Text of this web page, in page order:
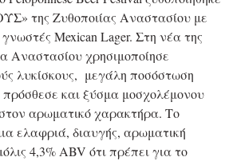
της Ζυθοποιίας Αναστασίου με
Mexican Lager. Στη νέα της
Αναστασίου χρησιμοποίησε
λυκίσκους, μεγάλη ποσόστωση
και ξύσμα μοσχολέμονου
αρωματικό χαρακτήρα. Το
ελαφριά, διαυγής, αρωματική
4,3% ABV ότι πρέπει για το